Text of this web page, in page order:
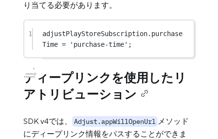
り当てる必要があります。
1
adjustPlayStoreSubscription.purchase
Time = 'purchase-time' ;
ディープリンクを使用したリ
アトリビューション
SDK v4では、 Adjust.appWillOpenUrl メソッド
にディープリンク情報をパスすることができま